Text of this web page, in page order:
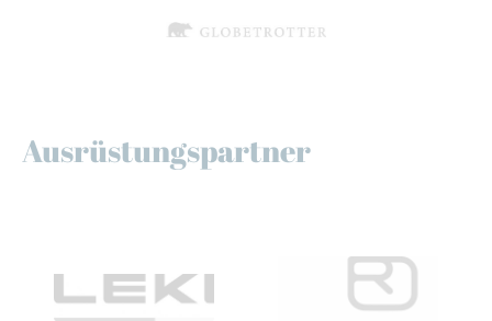
Ausrüstungspartner